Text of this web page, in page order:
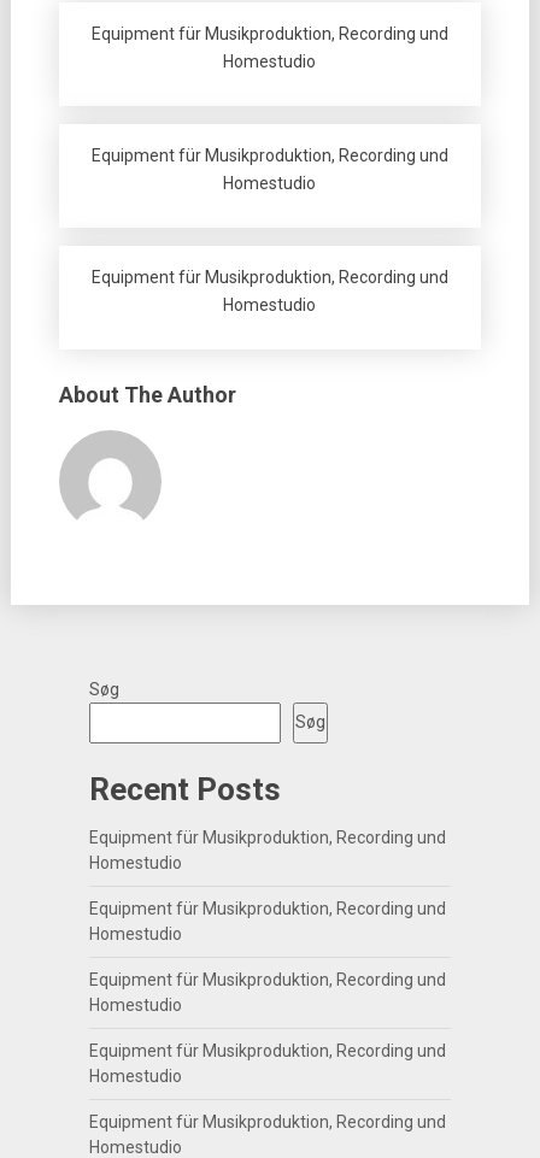
Equipment für Musikproduktion, Recording und
Homestudio
Equipment für Musikproduktion, Recording und
Homestudio
Equipment für Musikproduktion, Recording und
Homestudio
About The Author
Søg
Søg
Recent Posts
Equipment für Musikproduktion, Recording und
Homestudio
Equipment für Musikproduktion, Recording und
Homestudio
Equipment für Musikproduktion, Recording und
Homestudio
Equipment für Musikproduktion, Recording und
Homestudio
Equipment für Musikproduktion, Recording und
Homestudio